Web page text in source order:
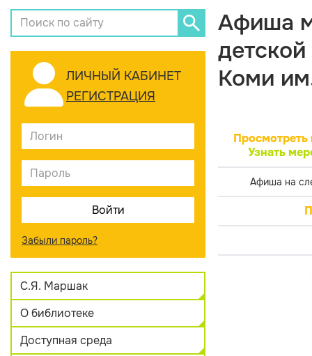
ЛИЧНЫЙ КАБИНЕТ
РЕГИСТРАЦИЯ
Забыли пароль?
С.Я. Маршак
О библиотеке
Доступная среда
Афиша
Коми
Просмотреть
Узнать
Афиша на